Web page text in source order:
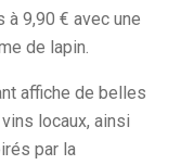
à 9,90 € avec une
de lapin.
affiche de belles
locaux, ainsi
par la